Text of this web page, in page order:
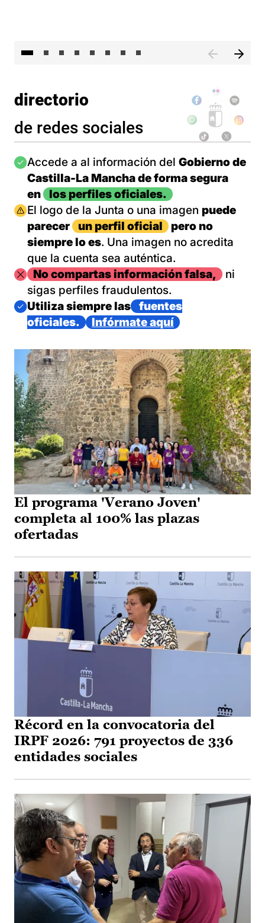
directorio
de redes sociales
Imagen
Accede a al información del Gobierno de
Castilla-La Mancha de forma segura
en
los perfiles oficiales.
Imagen
El logo de la Junta o una imagen puede
parecer
un perfil oficial
pero no
siempre lo es. Una imagen no acredita
que la cuenta sea auténtica.
ImagenNo compartas información falsa,
ni
sigas perfiles fraudulentos.
Imagen
Utiliza siempre las
fuentes
oficiales.
Infórmate aquí
El programa 'Verano Joven'
completa al 100% las plazas
ofertadas
Récord en la convocatoria del
IRPF 2026: 791 proyectos de 336
entidades sociales